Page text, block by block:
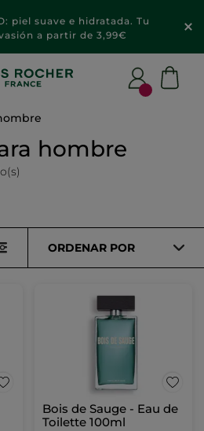
piel suave e hidratada. Tu
a partir de 3,99€
hombre
ORDENAR POR
Bois de Sauge - Eau de
Toilette 100ml